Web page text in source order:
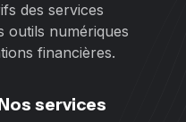
des services
outils numériques
financières.
services